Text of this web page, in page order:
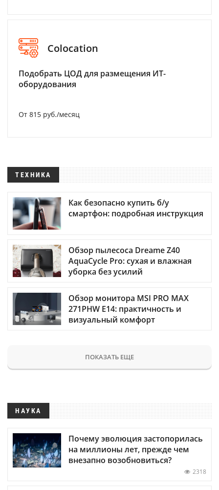
Colocation
Подобрать ЦОД для размещения ИТ-
оборудования
От 815 руб./месяц
ТЕХНИКА
Как безопасно купить б/у
смартфон: подробная инструкция
Обзор пылесоса Dreame Z40
AquaCycle Pro: сухая и влажная
уборка без усилий
Обзор монитора MSI PRO MAX
271PHW E14: практичность и
визуальный комфорт
ПОКАЗАТЬ ЕЩЕ
НАУКА
Почему эволюция застопорилась
на миллионы лет, прежде чем
внезапно возобновиться?
2318